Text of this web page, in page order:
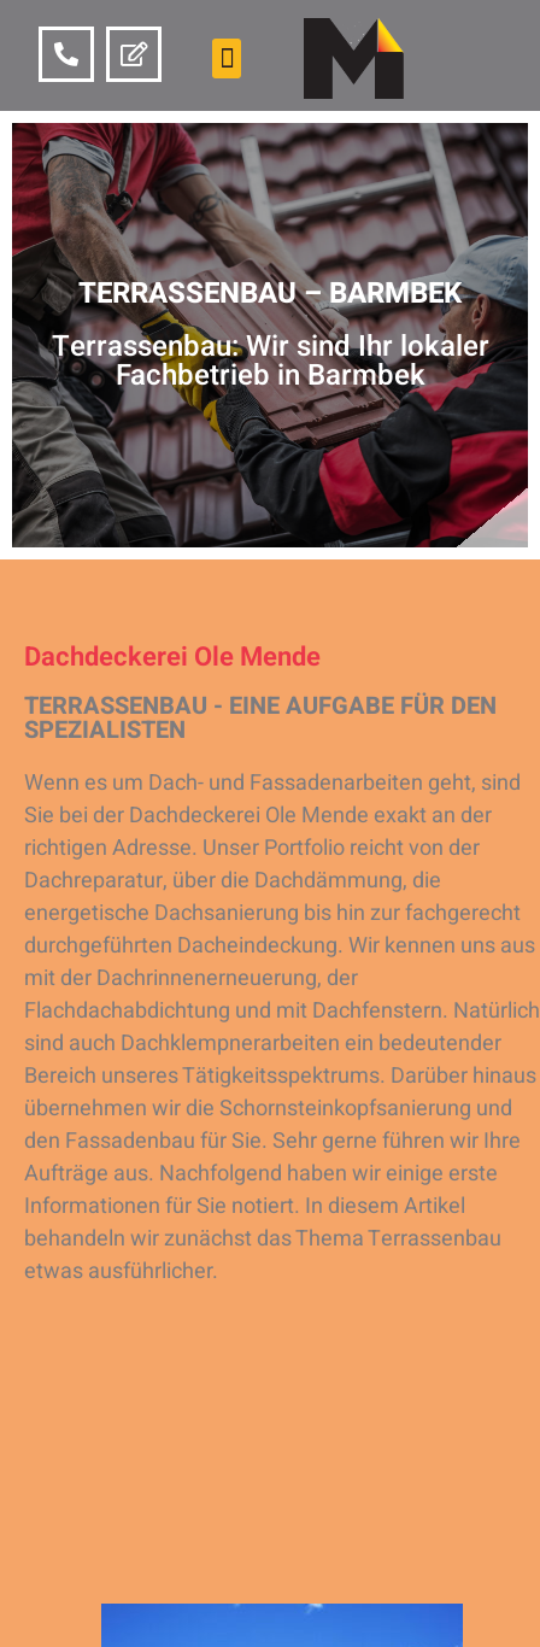
TERRASSENBAU – BARMBEK
Terrassenbau: Wir sind Ihr lokaler
Fachbetrieb in Barmbek
Dachdeckerei Ole Mende
TERRASSENBAU - EINE AUFGABE FÜR DEN
SPEZIALISTEN
Wenn es um Dach- und Fassadenarbeiten geht, sind
Sie bei der Dachdeckerei Ole Mende exakt an der
richtigen Adresse. Unser Portfolio reicht von der
Dachreparatur, über die Dachdämmung, die
energetische Dachsanierung bis hin zur fachgerecht
durchgeführten Dacheindeckung. Wir kennen uns aus
mit der Dachrinnenerneuerung, der
Flachdachabdichtung und mit Dachfenstern. Natürlich
sind auch Dachklempnerarbeiten ein bedeutender
Bereich unseres Tätigkeitsspektrums. Darüber hinaus
übernehmen wir die Schornsteinkopfsanierung und
den Fassadenbau für Sie. Sehr gerne führen wir Ihre
Aufträge aus. Nachfolgend haben wir einige erste
Informationen für Sie notiert. In diesem Artikel
behandeln wir zunächst das Thema Terrassenbau
etwas ausführlicher.